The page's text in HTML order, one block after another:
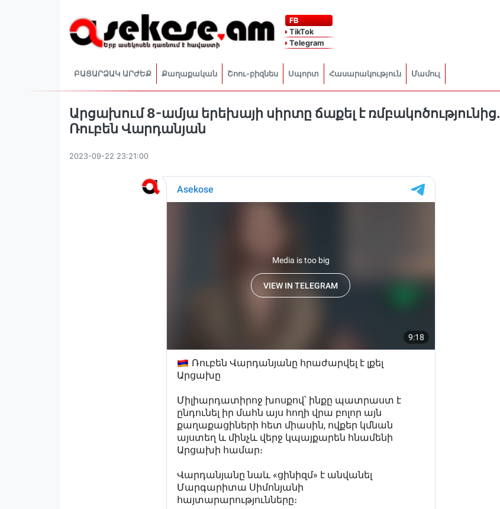
FB
TikTok
Telegram
ԲԱՑԱՐՁԱԿ ԱՐԺԵՔ Քաղաքական Շոու-բիզնես Սպորտ Հասարակություն Մամուլ
Արցախում 8-ամյա երեխայի սիրտը ճաքել է ռմբակոծությունից.
Ռուբեն Վարդանյան
2023-09-22 23:21:00